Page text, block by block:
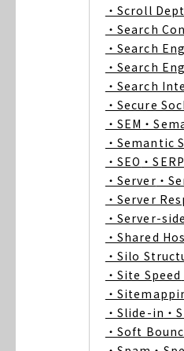
・Scroll
・Search
・Search
・Search
・Search
・Secure
・SEM ・
・Semantic
・SEO ・SERP
・Server ・
・Server
・Server-
・Shared
・Silo
・Site Speed
・
・Slide-in ・
・Soft